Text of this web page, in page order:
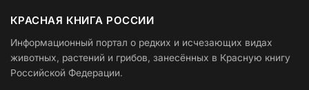
КРАСНАЯ КНИГА РОССИИ
Информационный портал о редких и исчезающих видах
животных, растений и грибов, занесённых в Красную книгу
Российской Федерации.